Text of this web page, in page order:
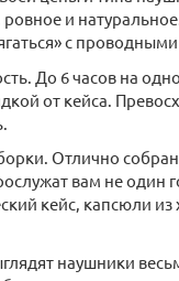
ровное и
с
До 6 часов на
от кейса.
Отлично
вам не один
кейс, капсюли из
наушники